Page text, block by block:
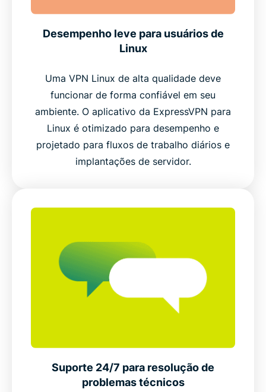
Desempenho leve para usuários de
Linux
Uma VPN Linux de alta qualidade deve
funcionar de forma confiável em seu
ambiente. O aplicativo da ExpressVPN para
Linux é otimizado para desempenho e
projetado para fluxos de trabalho diários e
implantações de servidor.
Suporte 24/7 para resolução de
problemas técnicos